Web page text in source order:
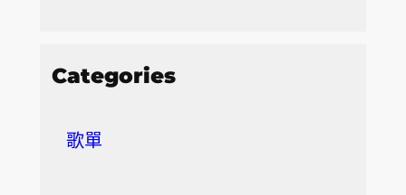
Categories
歌單